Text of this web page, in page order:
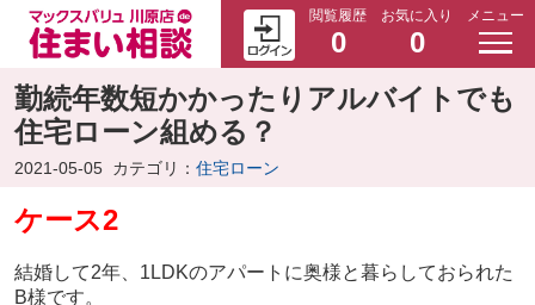
閲覧履歴
0
お気に入り
0
メニュー
勤続年数短かかったりアルバイトでも
住宅ローン組める？
2021-05-05 カテゴリ： 住宅ローン
ケース2
結婚して2年、1LDKのアパートに奥様と暮らしておられた
B様です。